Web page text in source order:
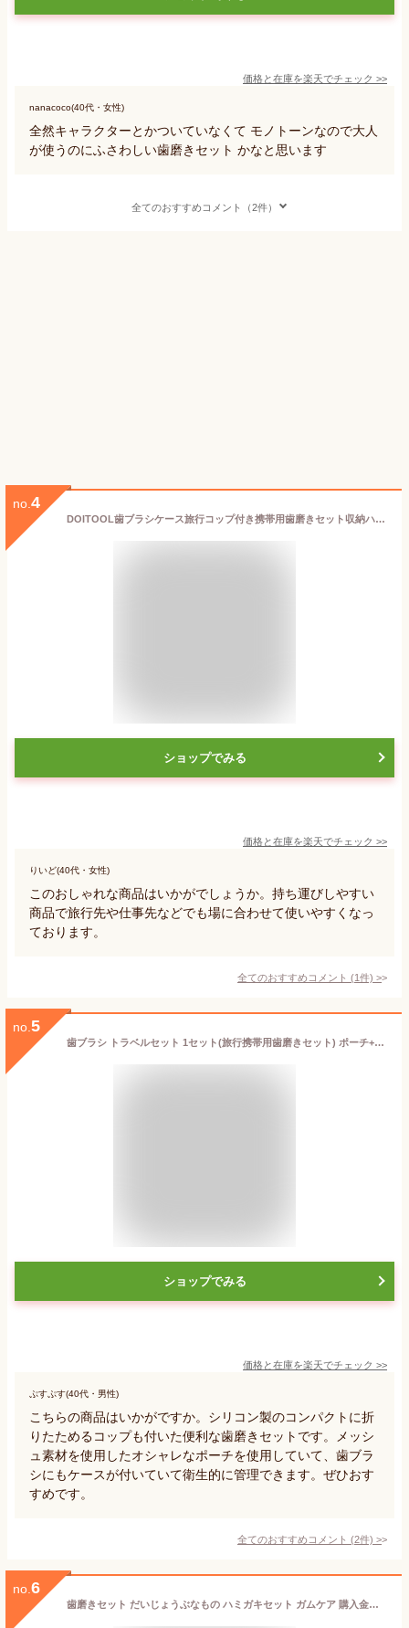
価格と在庫を楽天でチェック >>
nanacoco(40代・女性)
全然キャラクターとかついていなくて モノトーンなので大人
が使うのにふさわしい歯磨きセット かなと思います
全てのおすすめコメント（2件）
no. 4
DOITOOL歯ブラシケース旅行コップ付き携帯用歯磨きセット収納ハブラシケースうがいコップダイヤモンドカットおしゃれ軽量コンパクト出張入院防災トラベルボトルダークグリーン
ショップでみる
価格と在庫を楽天でチェック >>
りいど(40代・女性)
このおしゃれな商品はいかがでしょうか。持ち運びしやすい
商品で旅行先や仕事先などでも場に合わせて使いやすくなっ
ております。
全てのおすすめコメント (1件) >
no. 5
歯ブラシ トラベルセット 1セット(旅行携帯用歯磨きセット) ポーチ+CiPRO ADAg超先細＋フラット毛歯ブラシ+キャップ+チューブ+コップ+コンクールF(7ml)+ロックスセンセーショナルホワイト(25g) 各1個(メール便1点迄)【メール便選択で送料無料】
ショップでみる
価格と在庫を楽天でチェック >>
ぷすぷす(40代・男性)
こちらの商品はいかがですか。シリコン製のコンパクトに折
りたためるコップも付いた便利な歯磨きセットです。メッシ
ュ素材を使用したオシャレなポーチを使用していて、歯ブラ
シにもケースが付いていて衛生的に管理できます。ぜひおす
すめです。
全てのおすすめコメント (2件) >
no. 6
歯磨きセット だいじょうぶなもの ハミガキセット ガムケア 購入金額別特典あり マグネシウム ガムコラーゲン トゥースペースト ドラゴンブラッド ガムケアはぶらし 正規品 歯磨き粉 歯ブラシ デンタルケア 歯みがき粉 歯茎ケア 歯ぐき 歯茎 ノンケミカル たかくら新産業